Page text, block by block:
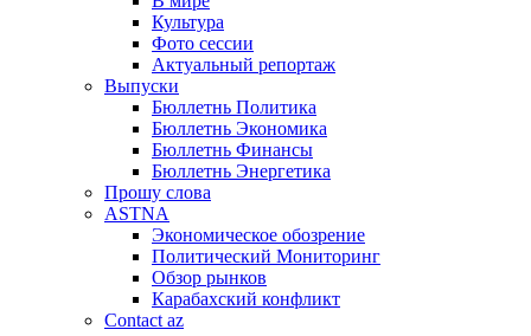
Культура
Фото сессии
Актуальный репортаж
Выпуски
Бюллетнь Политика
Бюллетнь Экономика
Бюллетнь Финансы
Бюллетнь Энергетика
Прошу слова
ASTNA
Экономическое обозрение
Политический Мониторинг
Обзор рынков
Карабахский конфликт
Contact az